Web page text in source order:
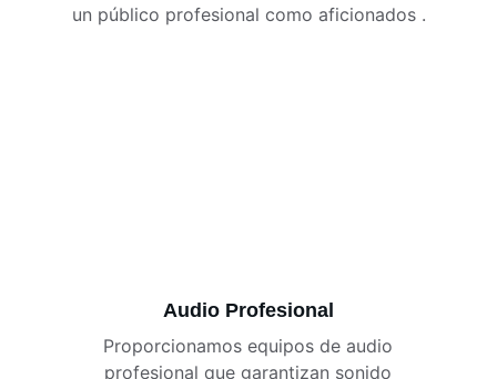
un público profesional como aficionados .
Audio Profesional
Proporcionamos equipos de audio
profesional que garantizan sonido